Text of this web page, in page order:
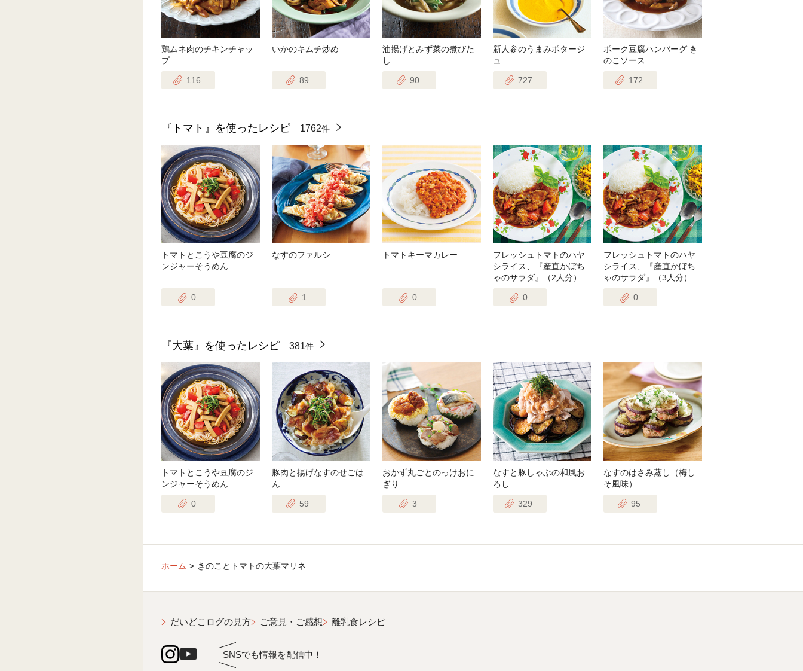
鶏ムネ肉のチキンチャッ
プ
116
いかのキムチ炒め
89
油揚げとみず菜の煮びた
し
90
新人参のうまみポタージ
ュ
727
ポーク豆腐ハンバーグ き
のこソース
172
『トマト』を使ったレシピ 1762件
トマトとこうや豆腐のジ
ンジャーそうめん
0
なすのファルシ
1
トマトキーマカレー
0
フレッシュトマトのハヤ
シライス、『産直かぼち
ゃのサラダ』（2人分）
0
フレッシュトマトのハヤ
シライス、『産直かぼち
ゃのサラダ』（3人分）
0
『大葉』を使ったレシピ 381 件
トマトとこうや豆腐のジ
ンジャーそうめん
0
豚肉と揚げなすのせごは
ん
59
おかず丸ごとのっけおに
ぎり
3
なすと豚しゃぶの和風お
ろし
329
なすのはさみ蒸し（梅し
そ風味）
95
ホーム きのことトマトの大葉マリネ
だいどこログの見方 ご意見・ご感想 離乳食レシピ
SNSでも情報を配信中！